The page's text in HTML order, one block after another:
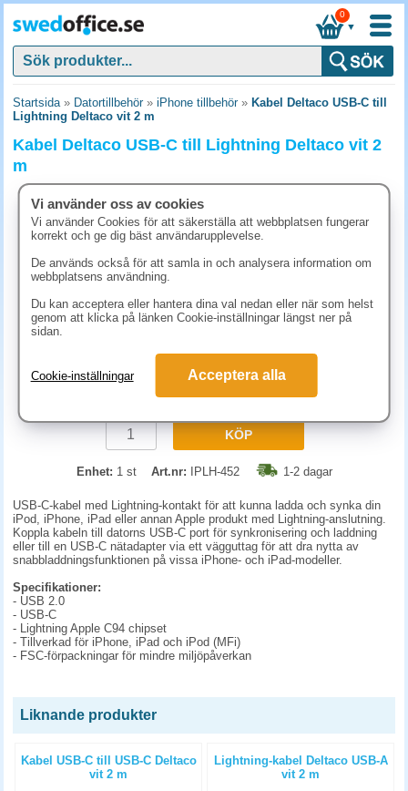
▼
0
Startsida» Datortillbehör» iPhone tillbehör» Kabel Deltaco USB-C till
Lightning Deltaco vit 2 m
Kabel Deltaco USB-C till Lightning Deltaco vit 2
m
223.80 kr (inkl. moms)
KÖP
Enhet: 1 st Art.nr: IPLH-452 1-2 dagar
USB-C-kabel med Lightning-kontakt för att kunna ladda och synka din
iPod, iPhone, iPad eller annan Apple produkt med Lightning-anslutning.
Koppla kabeln till datorns USB-C port för synkronisering och laddning
eller till en USB-C nätadapter via ett vägguttag för att dra nytta av
snabbladdningsfunktionen på vissa iPhone- och iPad-modeller.
Specifikationer:
- USB 2.0
- USB-C
- Lightning Apple C94 chipset
- Tillverkad för iPhone, iPad och iPod (MFi)
- FSC-förpackningar för mindre miljöpåverkan
Liknande produkter
Kabel USB-C till USB-C Deltaco
vit 2 m
Lightning-kabel Deltaco USB-A
vit 2 m
Vi använder oss av cookies
Vi använder Cookies för att säkerställa att webbplatsen fungerar
korrekt och ge dig bäst användarupplevelse.
De används också för att samla in och analysera information om
webbplatsens användning.
Du kan acceptera eller hantera dina val nedan eller när som helst
genom att klicka på länken Cookie-inställningar längst ner på
sidan.
Cookie-inställningar Acceptera alla